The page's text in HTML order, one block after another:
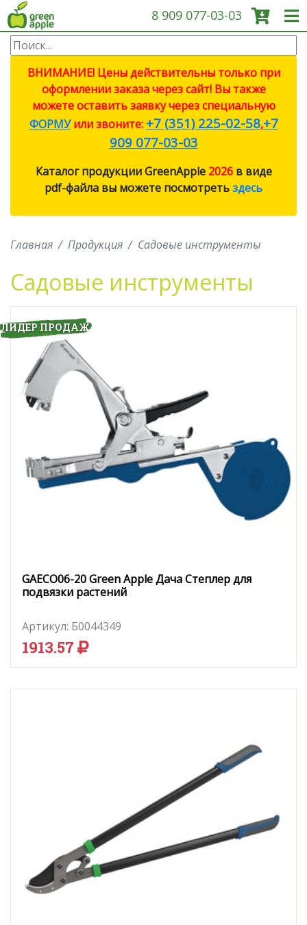
8 909 077-03-03
О КОМПАНИИ
ПРОДУКЦИЯ
САДОВЫЕ ИНСТРУМЕНТЫ
СИСТЕМЫ ПОЛИВА
СИСТЕМЫ ПОЛИВА ECO
ПРОТИВОМОСКИТНЫЕ
СВЕТИЛЬНИКИ И ЛАМПЫ ДЛЯ
РОСТА РАСТЕНИЙ (ФИТО
СВЕТИЛЬНИКИ)
ДЕКОРАТИВНЫЕ УКРАШЕНИЯ
НОВОСТИ
ОПЛАТА И ДОСТАВКА
ВНИМАНИЕ! Цены действительны только при
оформлении заказа через сайт! Вы также
можете оставить заявку через специальную
ФОРМУили звоните: +7 (351) 225-02-58,+7
909 077-03-03
Каталог продукции GreenApple 2026в виде
pdf-файла вы можете посмотретьздесь
Главная Продукция Садовые инструменты
Садовые инструменты
ЛИДЕР ПРОДАЖ
GAECO06-20 Green Apple Дача Степлер для
подвязки растений
Артикул: Б0044349
1913.57